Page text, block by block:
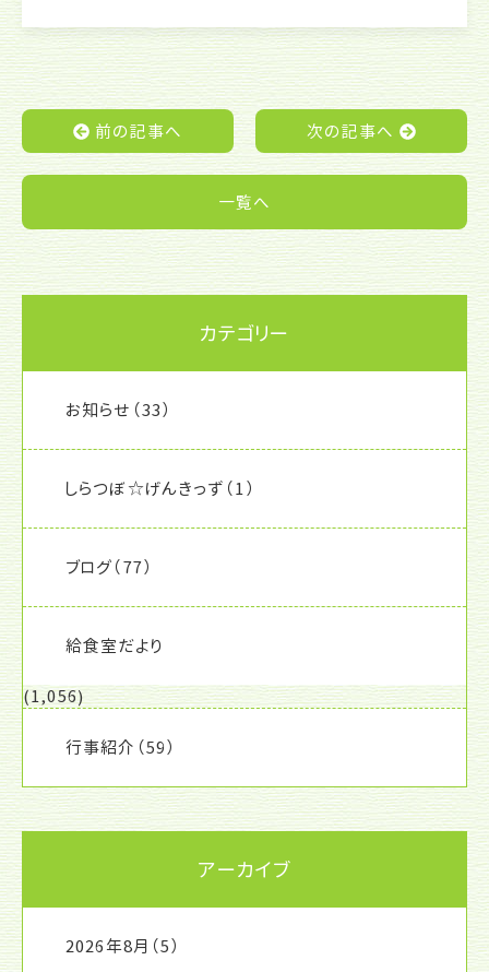
c
e
b
o
o
itt
er
e
前の記事へ 次の記事へ
一覧へ
カテゴリー
お知らせ （33）
しらつぼ☆げんきっず （1）
ブログ（77）
給食室だより
(1,056)
行事紹介 （59）
アーカイブ
2026年8月 （5）